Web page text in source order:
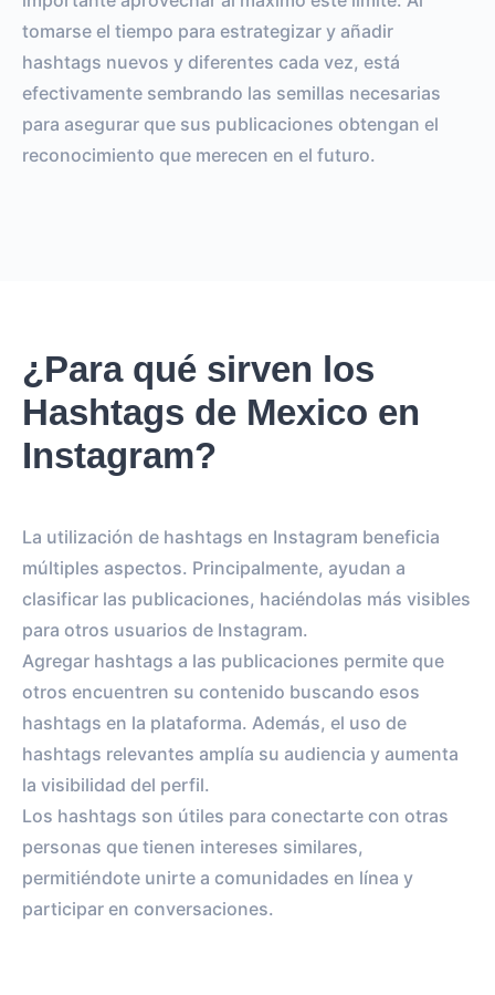
tomarse el tiempo para estrategizar y añadir
hashtags nuevos y diferentes cada vez, está
efectivamente sembrando las semillas necesarias
para asegurar que sus publicaciones obtengan el
reconocimiento que merecen en el futuro.
¿Para qué sirven los
Hashtags de Mexico en
Instagram?
La utilización de hashtags en Instagram beneficia
múltiples aspectos. Principalmente, ayudan a
clasificar las publicaciones, haciéndolas más visibles
para otros usuarios de Instagram.
Agregar hashtags a las publicaciones permite que
otros encuentren su contenido buscando esos
hashtags en la plataforma. Además, el uso de
hashtags relevantes amplía su audiencia y aumenta
la visibilidad del perfil.
Los hashtags son útiles para conectarte con otras
personas que tienen intereses similares,
permitiéndote unirte a comunidades en línea y
participar en conversaciones.